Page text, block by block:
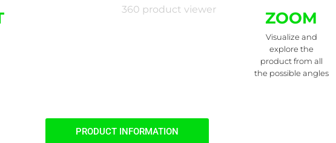
360 product viewer ZOOM
Visualize and
explore the
product from all
the possible angles
PRODUCT INFORMATION